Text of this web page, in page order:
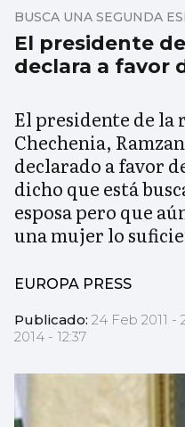
El presidente
declara a favor
BUSCA UNA SEGUNDA
El presidente de la
Chechenia,
declarado a favor
dicho que está
esposa pero que
una mujer lo
EUROPA PRESS
Publicado: 24 Feb 2011 -
2014 - 12:37